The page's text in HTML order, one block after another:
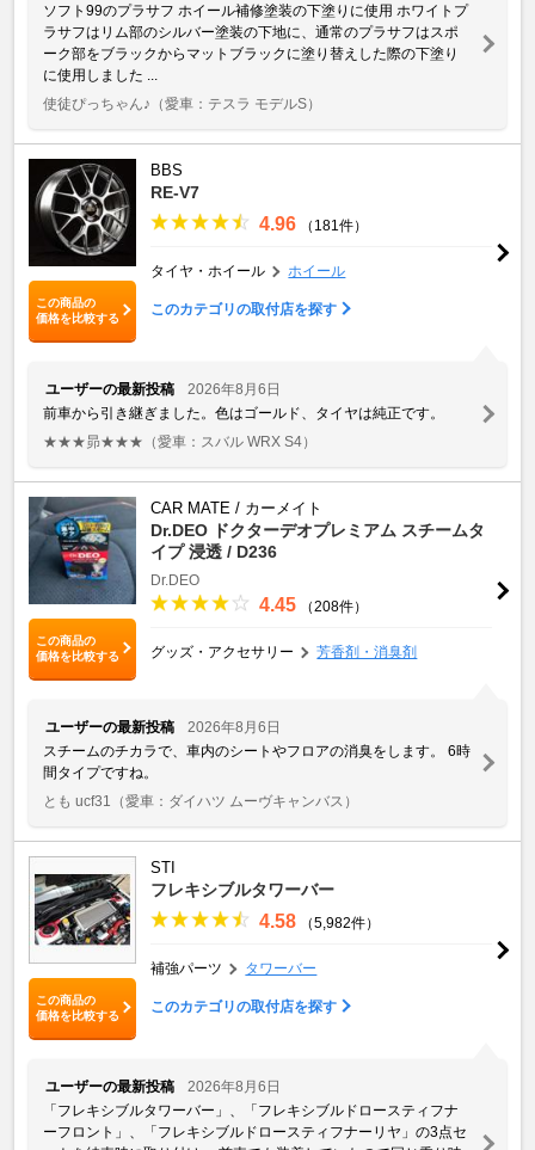
ソフト99のプラサフ ホイール補修塗装の下塗りに使用 ホワイトプ
ラサフはリム部のシルバー塗装の下地に、通常のプラサフはスポ
ーク部をブラックからマットブラックに塗り替えした際の下塗り
に使用しました ...
使徒ぴっちゃん♪ （愛車：テスラ モデルS）
この商品の
価格を比較する
BBS
RE-V7
4.96 （181件）
タイヤ・ホイール ホイール
このカテゴリの取付店を探す
ユーザーの最新投稿
2026年8月6日
前車から引き継ぎました。色はゴールド、タイヤは純正です。
★★★昴★★★ （愛車：スバル WRX S4）
この商品の
価格を比較する
CAR MATE / カーメイト
Dr.DEO ドクターデオプレミアム スチームタ
イプ 浸透 / D236
Dr.DEO
4.45 （208件）
グッズ・アクセサリー 芳香剤・消臭剤
ユーザーの最新投稿
2026年8月6日
スチームのチカラで、車内のシートやフロアの消臭をします。 6時
間タイプですね。
とも ucf31
（愛車：ダイハツ ムーヴキャンバス）
この商品の
価格を比較する
STI
フレキシブルタワーバー
4.58 （5,982件）
補強パーツ タワーバー
このカテゴリの取付店を探す
ユーザーの最新投稿
2026年8月6日
「フレキシブルタワーバー」、「フレキシブルドロースティフナ
ーフロント」、「フレキシブルドロースティフナーリヤ」の3点セ